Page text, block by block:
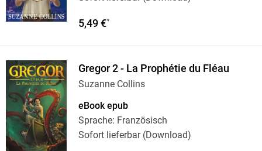
5,49 €*
Gregor 2 - La Prophétie du Fléau
Suzanne Collins
eBook epub
Sprache: Französisch
Sofort lieferbar (Download)